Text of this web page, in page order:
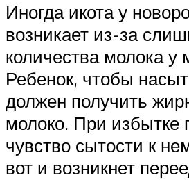
Иногда икота у
возникает из-за
количества молока у
Ребенок, чтобы
должен получить
молоко. При избытке
чувство сытости к
вот и возникнет